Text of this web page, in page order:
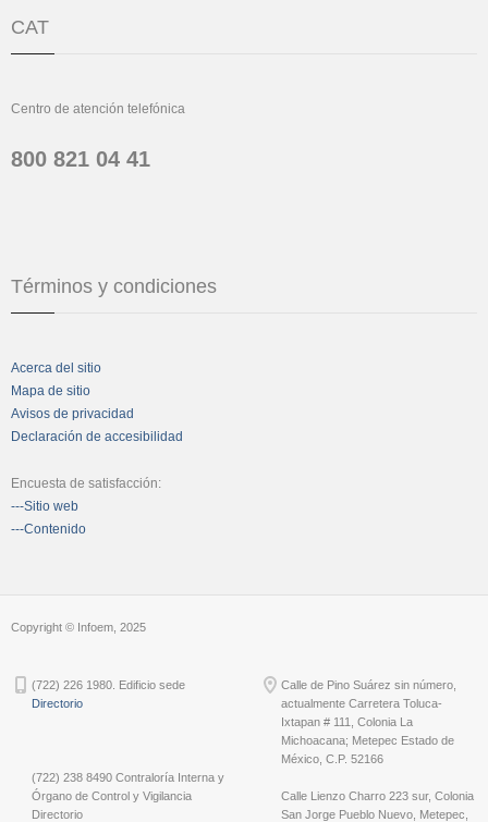
CAT
Centro de atención telefónica
800 821 04 41
Términos y condiciones
Acerca del sitio
Mapa de sitio
Avisos de privacidad
Declaración de accesibilidad
Encuesta de satisfacción:
---Sitio web
---Contenido
Copyright © Infoem, 2025
(722) 226 1980. Edificio sede
Directorio
(722) 238 8490 Contraloría Interna y
Órgano de Control y Vigilancia
Directorio
Calle de Pino Suárez sin número,
actualmente Carretera Toluca-
Ixtapan # 111, Colonia La
Michoacana; Metepec Estado de
México, C.P. 52166
Calle Lienzo Charro 223 sur, Colonia
San Jorge Pueblo Nuevo, Metepec,